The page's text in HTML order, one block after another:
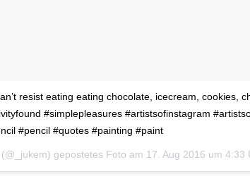
resist eating eating chocolate, icecream, cookies,
#simplepleasures #artistsofinstagram
#pencil #quotes #painting #paint
gepostetes Foto am 17. Aug 2016 um 4:33